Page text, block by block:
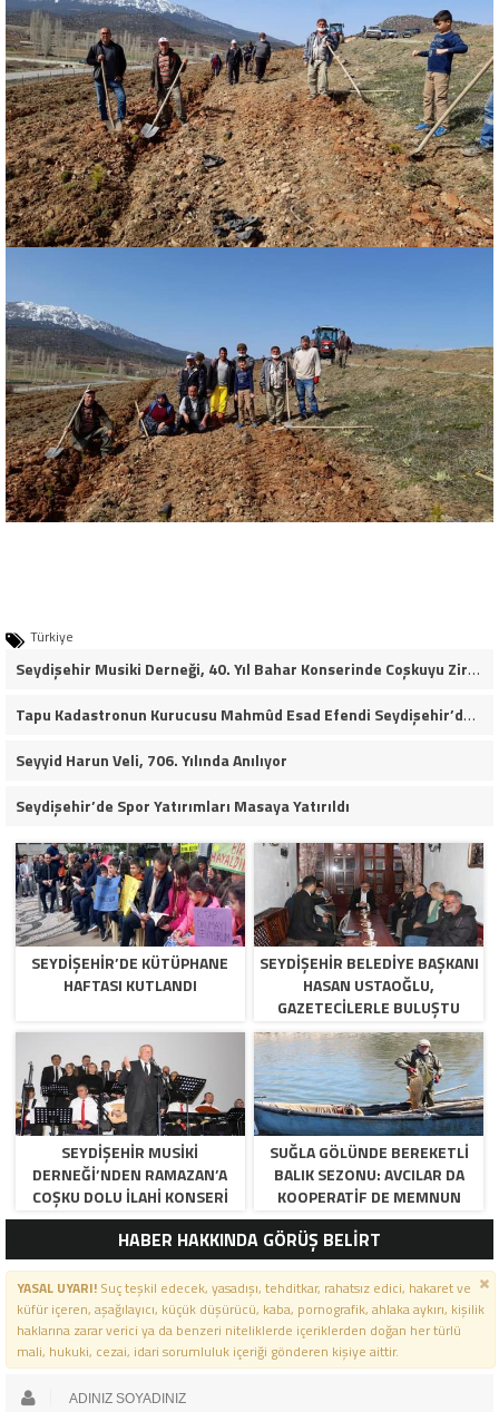
Türkiye
Seydişehir Musiki Derneği, 40. Yıl Bahar Konserinde Coşkuyu Zirveye Taşıdı (VİDEO HABER)
Tapu Kadastronun Kurucusu Mahmûd Esad Efendi Seydişehir’de Anıldı
Seyyid Harun Veli, 706. Yılında Anılıyor
Seydişehir’de Spor Yatırımları Masaya Yatırıldı
SEYDIŞEHIR’DE KÜTÜPHANE
HAFTASI KUTLANDI
SEYDIŞEHIR BELEDIYE BAŞKANI
HASAN USTAOĞLU,
GAZETECILERLE BULUŞTU
SEYDIŞEHIR MUSIKI
DERNEĞI’NDEN RAMAZAN’A
COŞKU DOLU İLAHI KONSERI
SUĞLA GÖLÜNDE BEREKETLI
BALIK SEZONU: AVCILAR DA
KOOPERATIF DE MEMNUN
HABER HAKKINDA GÖRÜŞ BELİRT
YASAL UYARI!Suç teşkil edecek, yasadışı, tehditkar, rahatsız edici, hakaret ve
küfür içeren, aşağılayıcı, küçük düşürücü, kaba, pornografik, ahlaka aykırı, kişilik
haklarına zarar verici ya da benzeri niteliklerde içeriklerden doğan her türlü
mali, hukuki, cezai, idari sorumluluk içeriği gönderen kişiye aittir.